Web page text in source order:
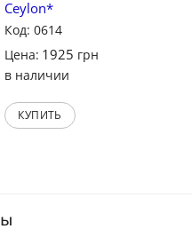
Ceylon*
Код: 0614
Цена: 1925 грн
в наличии
КУПИТЬ